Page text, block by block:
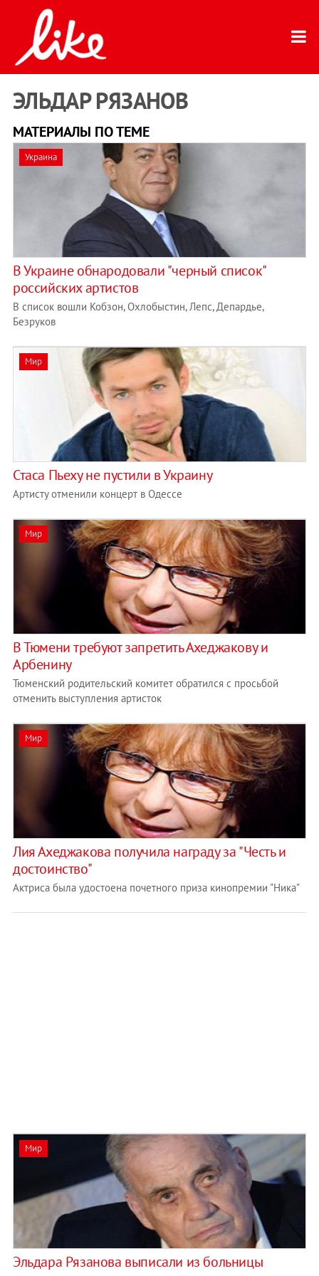
ЭЛЬДАР РЯЗАНОВ
МАТЕРИАЛЫ ПО ТЕМЕ
Украина
В Украине обнародовали "черный список"
российских артистов
В список вошли Кобзон, Охлобыстин, Лепс, Депардье,
Безруков
Мир
Стаса Пьеху не пустили в Украину
Артисту отменили концерт в Одессе
Мир
В Тюмени требуют запретить Ахеджакову и
Арбенину
Тюменский родительский комитет обратился с просьбой
отменить выступления артисток
Мир
Лия Ахеджакова получила награду за "Честь и
достоинство"
Актриса была удостоена почетного приза кинопремии "Ника"
Мир
Эльдара Рязанова выписали из больницы